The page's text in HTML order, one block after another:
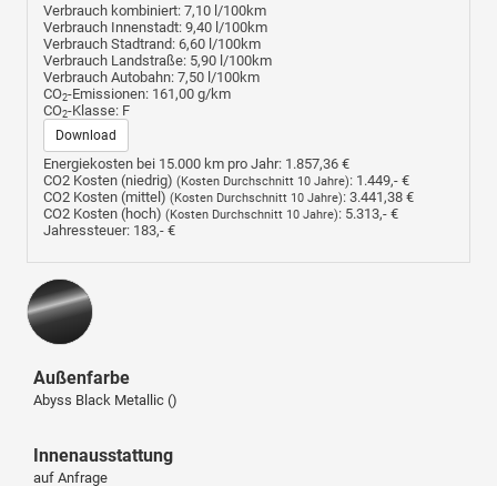
Verbrauch kombiniert: 7,10 l/100km
Verbrauch Innenstadt: 9,40 l/100km
Verbrauch Stadtrand: 6,60 l/100km
Verbrauch Landstraße: 5,90 l/100km
Verbrauch Autobahn: 7,50 l/100km
CO2-Emissionen: 161,00 g/km
CO2-Klasse: F
Download
Energiekosten bei 15.000 km pro Jahr: 1.857,36 €
CO2 Kosten (niedrig) (Kosten Durchschnitt 10 Jahre): 1.449,- €
CO2 Kosten (mittel) (Kosten Durchschnitt 10 Jahre): 3.441,38 €
CO2 Kosten (hoch) (Kosten Durchschnitt 10 Jahre): 5.313,- €
Jahressteuer: 183,- €
Außenfarbe
Abyss Black Metallic ()
Innenausstattung
auf Anfrage